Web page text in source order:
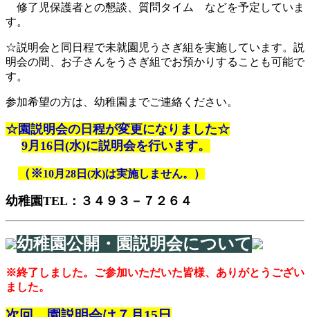
修了児保護者との懇談、質問タイム などを予定していま
す。
☆説明会と同日程で未就園児うさぎ組を実施しています。説
明会の間、お子さんをうさぎ組でお預かりすることも可能で
す。
参加希望の方は、幼稚園までご連絡ください。
☆園説明会の日程が変更になりました☆
9月16日(水)に説明会を行います。
（※10月28日(水)は実施しません。）
幼稚園TEL：３４９３－７２６４
幼稚園公開・園説明会について
※終了しました。ご参加いただいた皆様、ありがとうござい
ました。